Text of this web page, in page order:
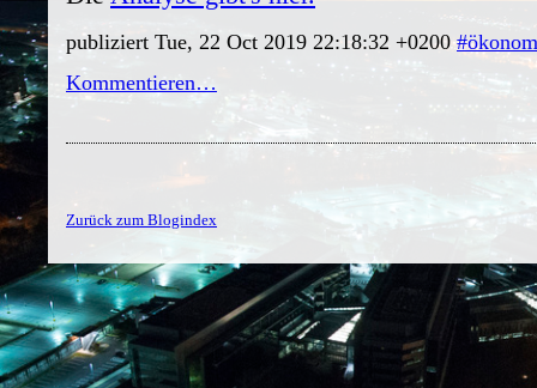
publiziert Tue, 22 Oct 2019 22:18:32 +0200
Kommentieren…
Zurück zum Blogindex